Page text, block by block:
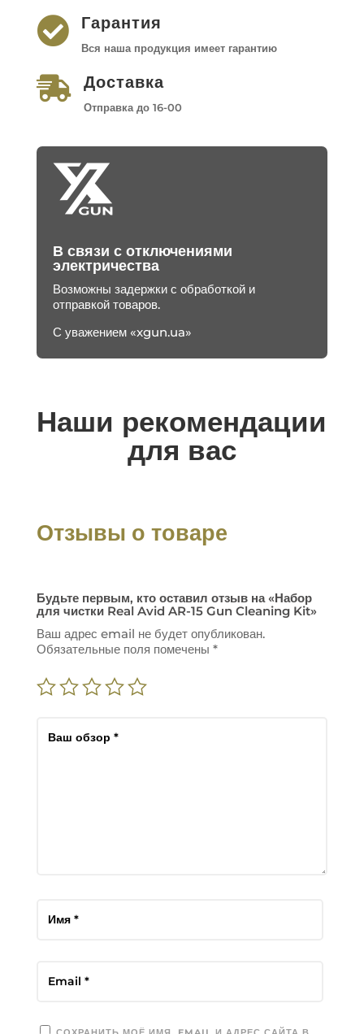
 Гарантия
Вся наша продукция имеет гарантию
 Доставка
Отправка до 16-00
В связи с отключениями
электричества
Возможны задержки с обработкой и
отправкой товаров.
С уважением «xgun.ua»
Наши рекомендации
для вас
Отзывы о товаре
Будьте первым, кто оставил отзыв на «Набор
для чистки Real Avid AR-15 Gun Cleaning Kit»
Ваш адрес email не будет опубликован.
Обязательные поля помечены *